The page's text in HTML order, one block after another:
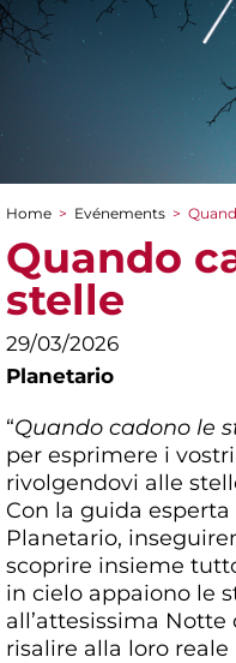
You are here
Home > Evénements >
Quando
stelle
29/03/2026
Planetario
“Quando cadono le
per esprimere i
rivolgendovi alle
Con la guida
Planetario,
scoprire insieme
in cielo appaiono le
all’attesissima Notte
risalire alla loro reale